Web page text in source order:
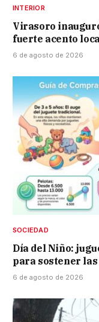
INTERIOR
Virasoro
fuerte acento
6 de agosto de 2026
SOCIEDAD
Día del Niño:
para sostener
6 de agosto de 2026